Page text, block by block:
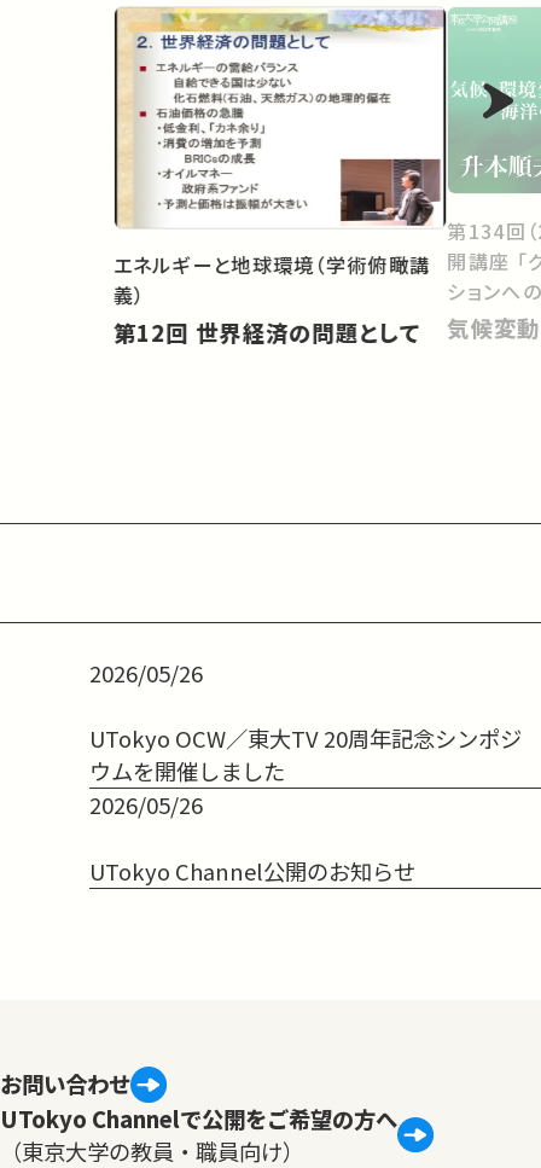
エネルギーと地球環境（学術俯瞰講
義）
第12回 世界経済の問題として
第134回
開講座 「
ションへ
気候変
2026/05/26
UTokyo OCW／東大TV 20周年記念シンポジ
ウムを開催しました
2026/05/26
UTokyo Channel公開のお知らせ
お問い合わせ
UTokyo Channelで公開をご希望の方へ
（東京大学の教員・職員向け）